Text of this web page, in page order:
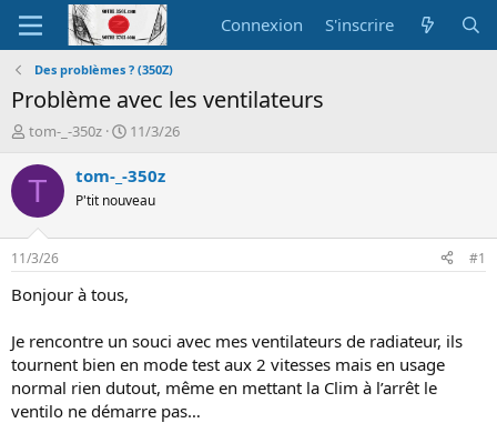
Connexion S'inscrire
Des problèmes ? (350Z)
Problème avec les ventilateurs
A
t
r
d
e
l
i
s
c
u
tom-_-350z
D
t
d
é
11/3/26
T tom-_-350z
P'tit nouveau
11/3/26 #1
Bonjour à tous,
Je rencontre un souci avec mes ventilateurs de radiateur, ils
tournent bien en mode test aux 2 vitesses mais en usage
normal rien dutout, même en mettant la Clim à l’arrêt le
ventilo ne démarre pas…